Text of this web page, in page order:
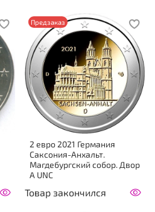
Предзаказ
2 евро 2021 Германия
Саксония-Анхальт.
Магдебургский собор. Двор
A UNC
Товар закончился